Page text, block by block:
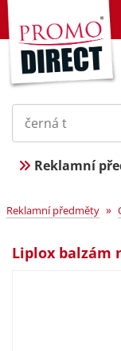
Reklamní
Reklamní předměty »
Liplox balzám